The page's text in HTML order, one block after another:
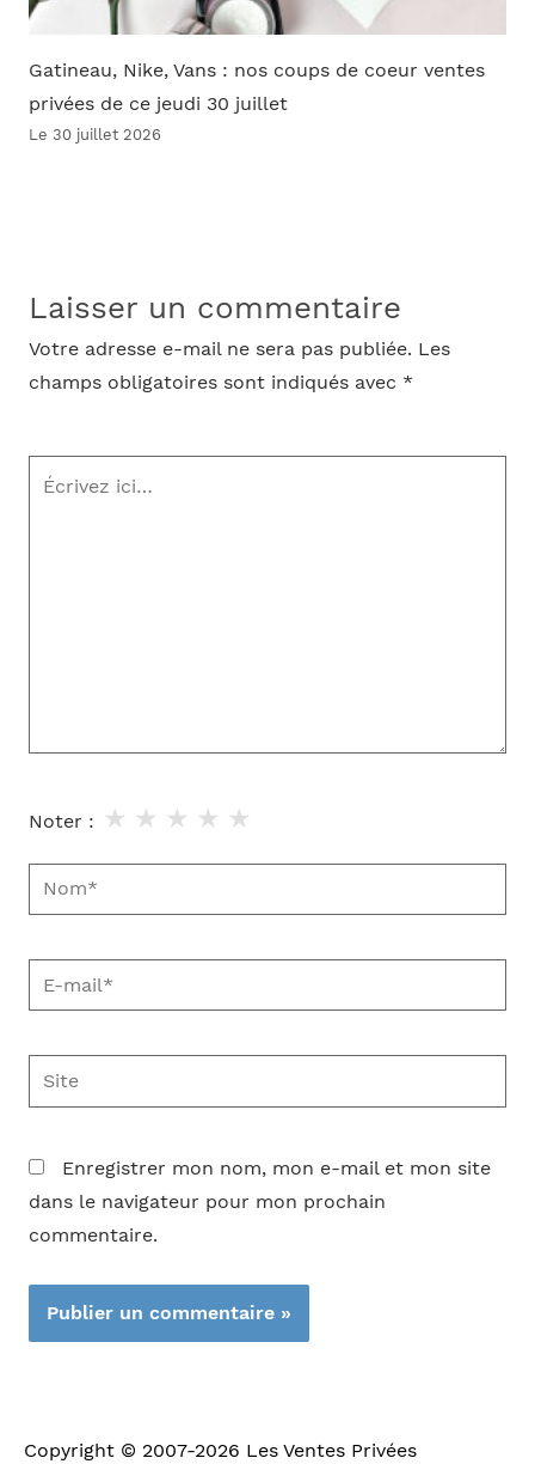
Gatineau, Nike, Vans : nos coups de coeur ventes
privées de ce jeudi 30 juillet
Le 30 juillet 2026
Laisser un commentaire
Votre adresse e-mail ne sera pas publiée. Les
champs obligatoires sont indiqués avec *
Écrivez
Noter : ★
★
★
★
★
Nom*
E-
mail*
Site
Enregistrer mon nom, mon e-mail et mon site
dans le navigateur pour mon prochain
commentaire.
Copyright © 2007-2026 Les Ventes Privées